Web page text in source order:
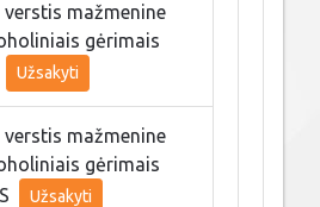
verstis mažmenine
gėrimais
Užsakyti
verstis mažmenine
gėrimais
Užsakyti